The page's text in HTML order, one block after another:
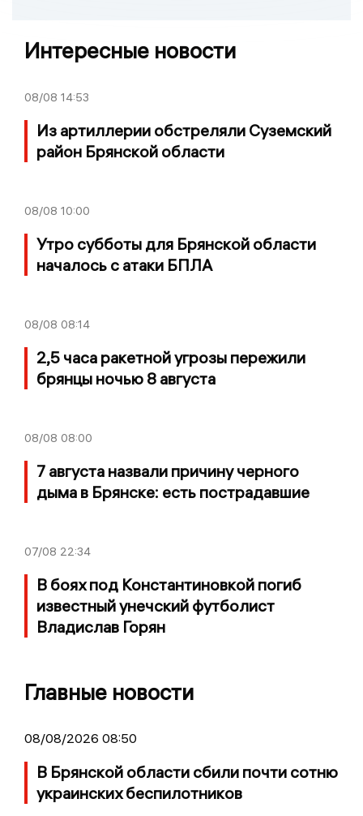
Интересные новости
08/08 14:53
Из артиллерии обстреляли Суземский
район Брянской области
08/08 10:00
Утро субботы для Брянской области
началось с атаки БПЛА
08/08 08:14
2,5 часа ракетной угрозы пережили
брянцы ночью 8 августа
08/08 08:00
7 августа назвали причину черного
дыма в Брянске: есть пострадавшие
07/08 22:34
В боях под Константиновкой погиб
известный унечский футболист
Владислав Горян
Главные новости
08/08/2026 08:50
В Брянской области сбили почти сотню
украинских беспилотников